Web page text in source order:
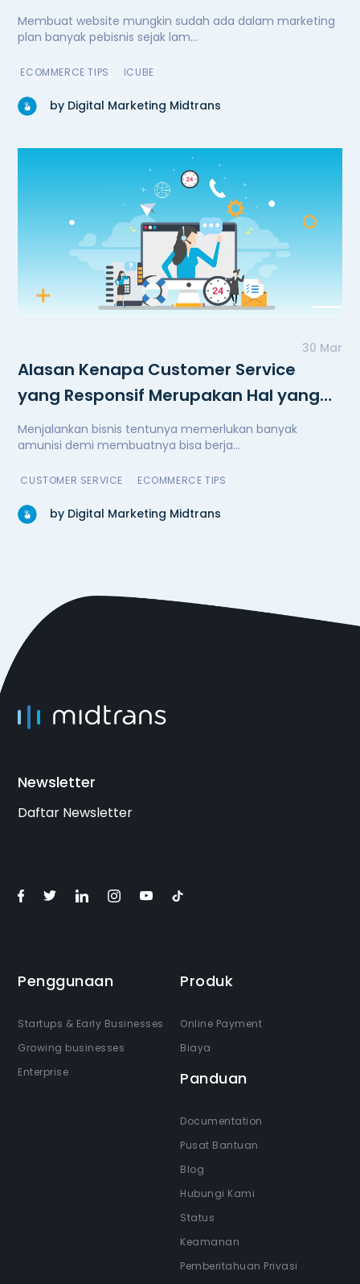
Masa Pandemi
Membuat website mungkin sudah ada dalam marketing
plan banyak pebisnis sejak lam...
ECOMMERCE TIPS ICUBE
by Digital Marketing Midtrans
30 Mar
Alasan Kenapa Customer Service
yang Responsif Merupakan Hal yang
Penting
Menjalankan bisnis tentunya memerlukan banyak
amunisi demi membuatnya bisa berja...
CUSTOMER SERVICE ECOMMERCE TIPS
by Digital Marketing Midtrans
Newsletter
Daftar Newsletter
Penggunaan
Startups & Early Businesses
Growing businesses
Enterprise
Produk
Online Payment
Biaya
Panduan
Documentation
Pusat Bantuan
Blog
Hubungi Kami
Status
Keamanan
Pemberitahuan Privasi